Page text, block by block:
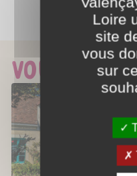
Partager
Vous
Loire
site
vous
sur